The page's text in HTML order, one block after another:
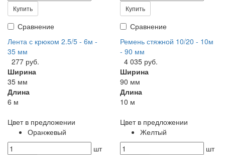
Купить
Сравнение
Купить
Сравнение
Лента с крюком 2.5/5 - 6м -
35 мм
277 руб.
Ширина
35 мм
Длина
6 м
Цвет в предложении
Оранжевый
шт
Ремень стяжной 10/20 - 10м
- 90 мм
4 035 руб.
Ширина
90 мм
Длина
10 м
Цвет в предложении
Желтый
шт